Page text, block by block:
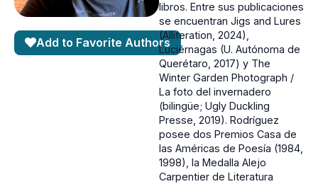
Add to Favorite Authors
libros. Entre sus publicaciones
se encuentran Jigs and Lures
(Alliteration, 2024),
Luciérnagas (U. Autónoma de
Querétaro, 2017) y The
Winter Garden Photograph /
La foto del invernadero
(bilingüe; Ugly Duckling
Presse, 2019). Rodríguez
posee dos Premios Casa de
las Américas de Poesía (1984,
1998), la Medalla Alejo
Carpentier de Literatura